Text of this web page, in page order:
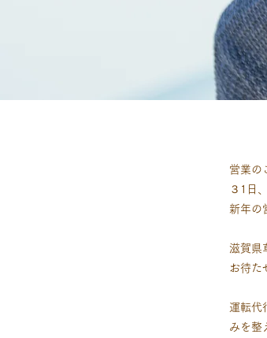
営業の
３1日
新年の
滋賀県
お待た
運転代
みを整